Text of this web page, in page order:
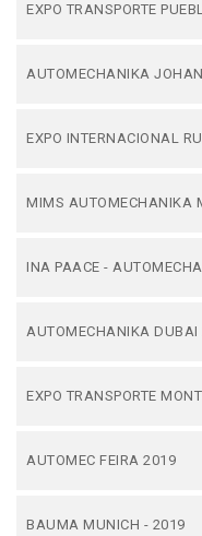
EXPO TRANSPORTE
AUTOMECHANIKA
EXPO INTERNACIONAL
MIMS AUTOMECHANIKA
INA PAACE -
AUTOMECHANIKA DUBAI
EXPO TRANSPORTE
AUTOMEC FEIRA 2019
BAUMA MUNICH - 2019